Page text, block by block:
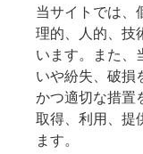
当サイトでは、
理的、人的、技
います。また、
いや紛失、破損
かつ適切な措置
取得、利用、提
ます。